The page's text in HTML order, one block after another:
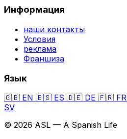
Информация
наши контакты
Условия
реклама
Франшиза
Язык
🇬🇧 EN 🇪🇸 ES 🇩🇪 DE 🇫🇷 FR
SV
© 2026 ASL — A Spanish Life